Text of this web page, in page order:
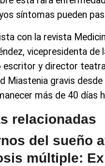
síntomas pueden
con la revista
vicepresidenta de
escritor y director
Miastenia gravis
más de 40 días
relacionadas
del sueño
múltiple: